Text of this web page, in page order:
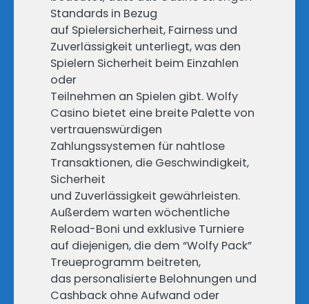
Standards in Bezug
auf Spielersicherheit, Fairness und
Zuverlässigkeit unterliegt, was den
Spielern Sicherheit beim Einzahlen
oder
Teilnehmen an Spielen gibt. Wolfy
Casino bietet eine breite Palette von
vertrauenswürdigen
Zahlungssystemen für nahtlose
Transaktionen, die Geschwindigkeit,
Sicherheit
und Zuverlässigkeit gewährleisten.
Außerdem warten wöchentliche
Reload-Boni und exklusive Turniere
auf diejenigen, die dem “Wolfy Pack”
Treueprogramm beitreten,
das personalisierte Belohnungen und
Cashback ohne Aufwand oder